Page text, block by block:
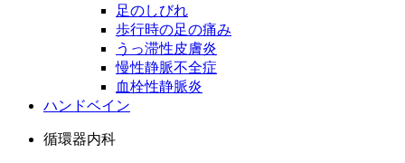
足のしびれ
歩行時の足の痛み
うっ滞性皮膚炎
慢性静脈不全症
血栓性静脈炎
ハンドベイン
循環器内科